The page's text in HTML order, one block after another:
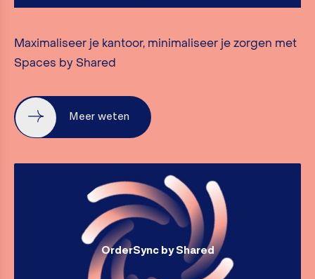
Maximaliseer je kantoor, minimaliseer je zorgen met
Spaces by Shared
Meer weten
OrderSync by Shared